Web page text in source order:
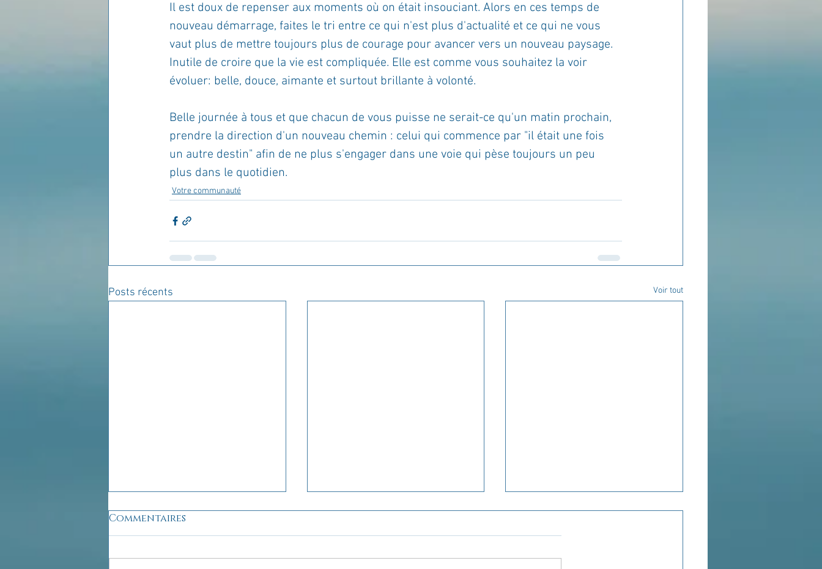
Il est doux de repenser aux moments où on était insouciant. Alors en ces temps de
nouveau démarrage, faites le tri entre ce qui n'est plus d'actualité et ce qui ne vous
vaut plus de mettre toujours plus de courage pour avancer vers un nouveau paysage.
Inutile de croire que la vie est compliquée. Elle est comme vous souhaitez la voir
évoluer: belle, douce, aimante et surtout brillante à volonté.
Belle journée à tous et que chacun de vous puisse ne serait-ce qu'un matin prochain,
prendre la direction d'un nouveau chemin : celui qui commence par "il était une fois
un autre destin" afin de ne plus s'engager dans une voie qui pèse toujours un peu
plus dans le quotidien.
Votre communauté
Posts récents Voir tout
Commentaires